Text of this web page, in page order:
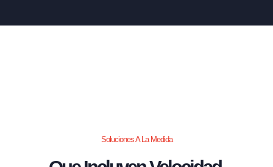
Soluciones A La Medida